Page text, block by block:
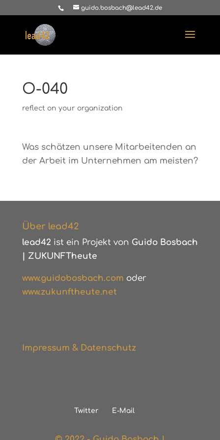
guido.bosbach@lead42.de
O-040
reflect on your organization
Was schätzen unsere Mitarbeitenden an
der Arbeit im Unternehmen am meisten?
Über lead42
lead42 ist ein Projekt von Guido Bosbach
ZUKUNFTheute
www.guidobosbach.com oder
www.zukunftheute.net
Impressum & Datenschutz
Twitter E-Mail